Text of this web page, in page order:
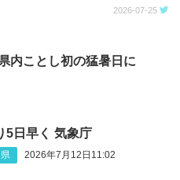
2026-07-25
内ことし初の猛暑日に
5日早く 気象庁
2026年7月12日11:02